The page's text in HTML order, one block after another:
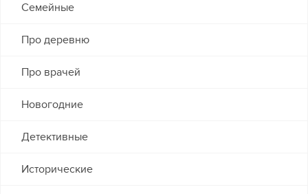
Семейные
Про деревню
Про врачей
Новогодние
Детективные
Исторические